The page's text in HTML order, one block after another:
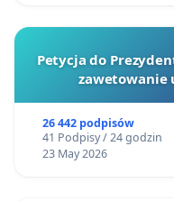
Petycja do
zawetowanie
26 442 podpisów
41 Podpisy / 24 godzin
23 May 2026